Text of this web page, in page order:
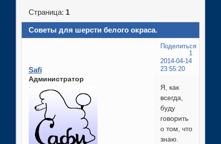
Советы для шерсти белого окраса.
Страница: 1
Поделиться
1
2014-04-14
23:55:20
Safi
Администратор
Я, как
всегда,
буду
говорить
о том, что
знаю.